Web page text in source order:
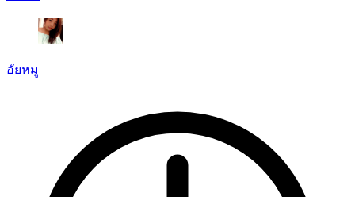
อัยหมู